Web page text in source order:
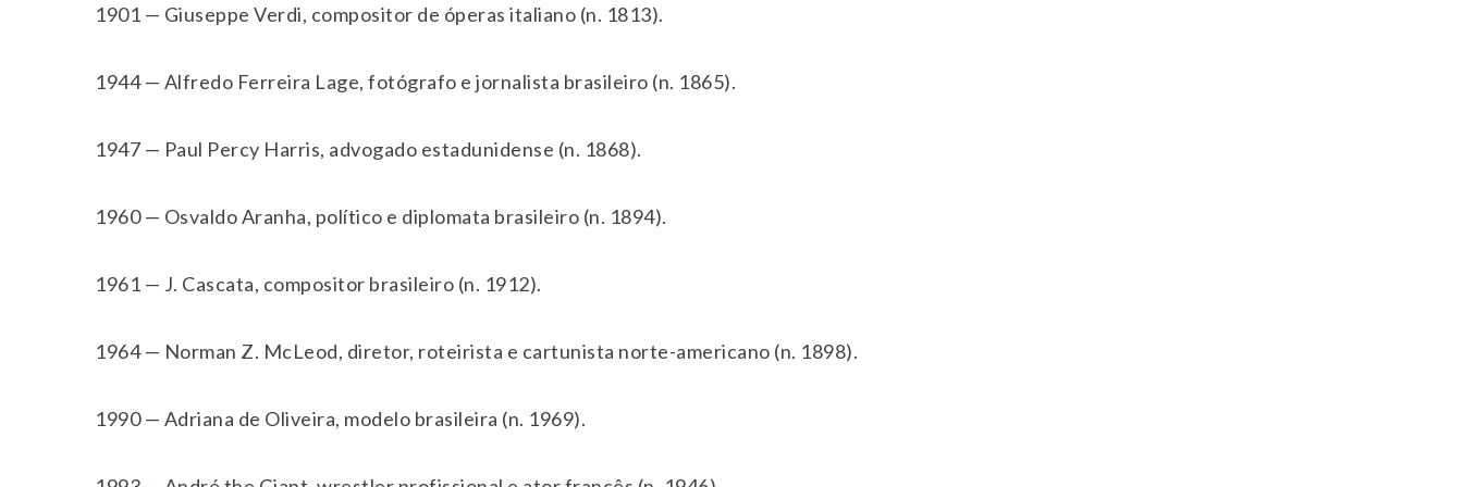
1901 — Giuseppe Verdi, compositor de óperas italiano (n. 1813).
1944 — Alfredo Ferreira Lage, fotógrafo e jornalista brasileiro (n. 1865).
1947 — Paul Percy Harris, advogado estadunidense (n. 1868).
1960 — Osvaldo Aranha, político e diplomata brasileiro (n. 1894).
1961 — J. Cascata, compositor brasileiro (n. 1912).
1964 — Norman Z. McLeod, diretor, roteirista e cartunista norte-americano (n. 1898).
1990 — Adriana de Oliveira, modelo brasileira (n. 1969).